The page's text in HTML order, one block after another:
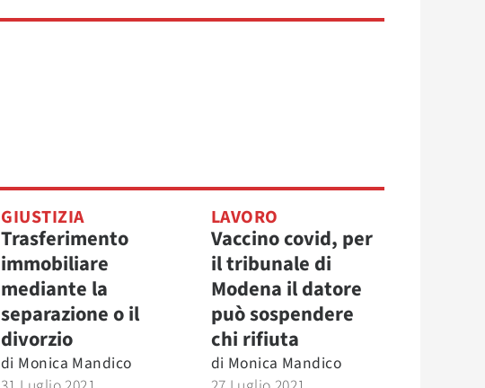
GIUSTIZIA
Trasferimento
immobiliare
mediante la
separazione o il
divorzio
di Monica Mandico
LAVORO
Vaccino covid, per
il tribunale di
Modena il datore
può sospendere
chi rifiuta
di Monica Mandico